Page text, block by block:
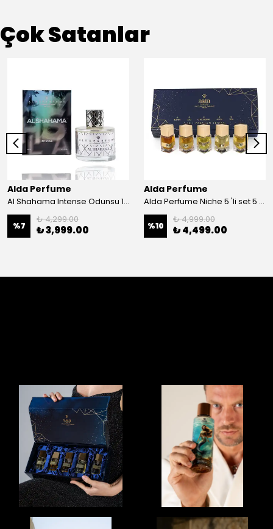
Çok Satanlar
Alda Perfume
Al Shahama Intense Odunsu 100 ml Edp Unisex Parfüm
%7
₺ 4,299.00
₺ 3,999.00
Alda Perfume
Alda Perfume Niche 5 'li set 5 x25 ml Edp Parfüm
%10
₺ 4,999.00
₺ 4,499.00